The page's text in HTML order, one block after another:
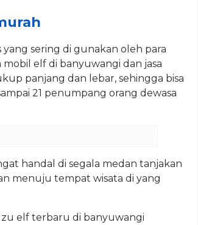
sering di gunakan oleh para
elf di banyuwangi dan jasa
panjang dan lebar, sehingga bisa
21 penumpang orang dewasa
handal di segala medan tanjakan
menuju tempat wisata di yang
elf terbaru di banyuwangi